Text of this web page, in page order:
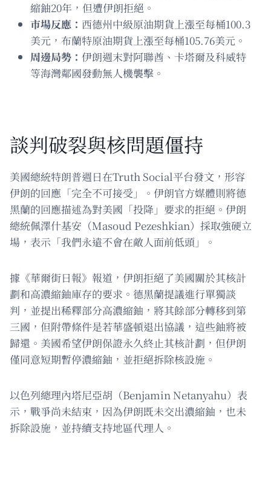
縮鈾20年，但遭伊朗拒絕。
市場反應： 西德州中級原油期貨上漲至每桶100.3
美元，布蘭特原油期貨上漲至每桶105.76美元。
周邊局勢： 伊朗週末對阿聯酋、卡塔爾及科威特
等海灣鄰國發動無人機襲擊。
談判破裂與核問題僵持
美國總統特朗普週日在Truth Social平台發文，形容
伊朗的回應「完全不可接受」。伊朗官方媒體則將德
黑蘭的回應描述為對美國「投降」要求的拒絕。伊朗
總統佩澤什基安（Masoud Pezeshkian）採取強硬立
場，表示「我們永遠不會在敵人面前低頭」。
據《華爾街日報》報道，伊朗拒絕了美國關於其核計
劃和高濃縮鈾庫存的要求。德黑蘭提議進行單獨談
判，並提出稀釋部分高濃縮鈾，將其餘部分轉移到第
三國，但附帶條件是若華盛頓退出協議，這些鈾將被
歸還。美國希望伊朗保證永久終止其核計劃，但伊朗
僅同意短期暫停濃縮鈾，並拒絕拆除核設施。
以色列總理內塔尼亞胡（Benjamin Netanyahu）表
示，戰爭尚未結束，因為伊朗既未交出濃縮鈾，也未
拆除設施，並持續支持地區代理人。